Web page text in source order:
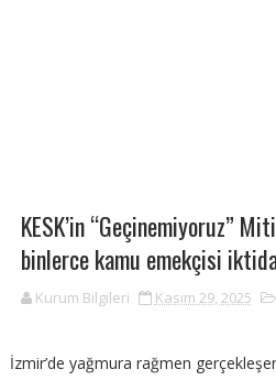
KESK’in “Geçinemiyoruz”
binlerce kamu emekçisi
Kurum Bilgileri Kasım 29, 2025
İzmir’de yağmura rağmen